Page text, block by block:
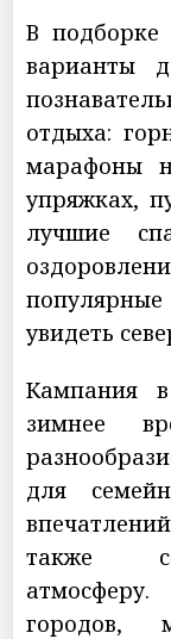
В подборке
варианты
отдыха:
марафоны
упряжках,
лучшие
увидеть
Кампания
зимнее
для
также
городов,